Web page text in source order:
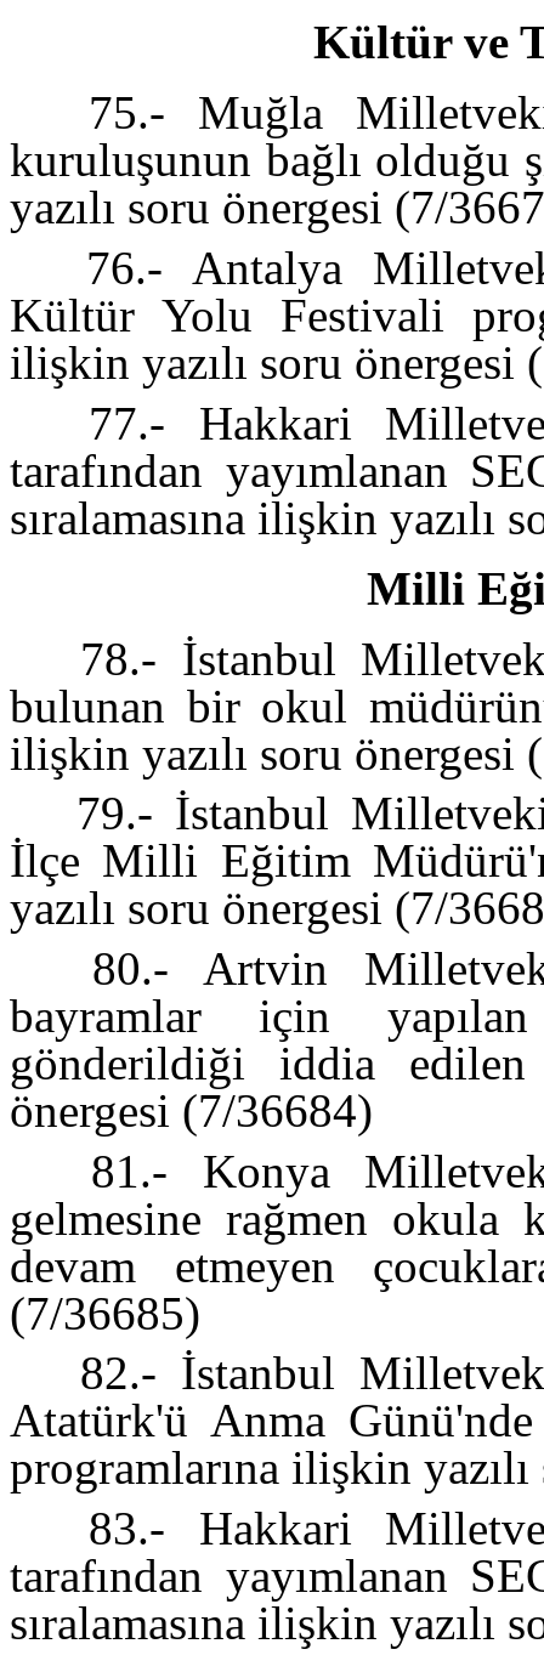
Kültür ve
75.- Muğla
kuruluşunun bağlı olduğu
yazılı soru önergesi (7/
76.- Antalya
Kültür Yolu Festivali
ilişkin yazılı soru
77.- Hakkari
tarafından yayımlanan
sıralamasına ilişkin yazılı
Milli
78.- İstanbul
bulunan bir okul
ilişkin yazılı soru
79.- İstanbul
İlçe Milli Eğitim
yazılı soru önergesi (7/
80.- Artvin
bayramlar için
gönderildiği iddia
önergesi (7/36684)
81.- Konya
gelmesine rağmen okula
devam etmeyen
(7/36685)
82.- İstanbul
Atatürk'ü Anma
programlarına ilişkin
83.- Hakkari
tarafından yayımlanan
sıralamasına ilişkin yazılı